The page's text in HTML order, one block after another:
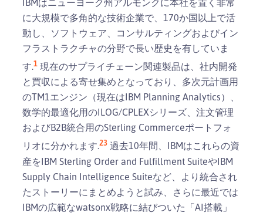
に大規模で多角的な技術企業で、170か国以上で活
動し、ソフトウェア、コンサルティングおよびイン
フラストラクチャの分野で長い歴史を有していま
す.1 現在のサプライチェーン関連製品は、社内開発
と買収による寄せ集めとなっており、多次元計画用
のTM1エンジン（現在はIBM Planning Analytics）、
数学的最適化用のILOG/CPLEXシリーズ、注文管理
およびB2B統合用のSterling Commerceポートフォ
リオに分かれます.23 過去10年間、IBMはこれらの資
産をIBM Sterling Order and Fulfillment SuiteやIBM
Supply Chain Intelligence Suiteなど、より統合され
たストーリーにまとめようと試み、さらに最近では
IBMの広範なwatsonx戦略に結びついた「AI搭載」